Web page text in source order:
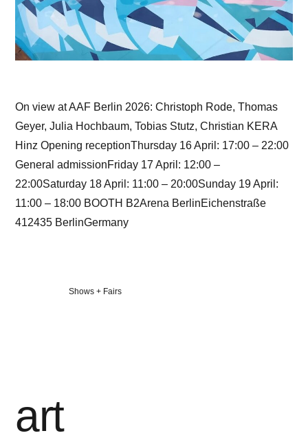
On view at AAF Berlin 2026: Christoph Rode, Thomas
Geyer, Julia Hochbaum, Tobias Stutz, Christian KERA
Hinz Opening receptionThursday 16 April: 17:00 – 22:00
General admissionFriday 17 April: 12:00 –
22:00Saturday 18 April: 11:00 – 20:00Sunday 19 April:
11:00 – 18:00 BOOTH B2Arena BerlinEichenstraße
412435 BerlinGermany
Veröffentlicht
Shows + Fairs
art